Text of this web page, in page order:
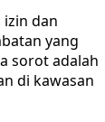
dan
yang
sorot adalah
di kawasan